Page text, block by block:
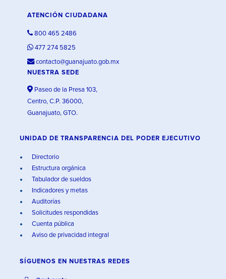
ATENCIÓN CIUDADANA
800 465 2486
477 274 5825
contacto@guanajuato.gob.mx
NUESTRA SEDE
Paseo de la Presa 103,
Centro, C.P. 36000,
Guanajuato, GTO.
UNIDAD DE TRANSPARENCIA DEL PODER EJECUTIVO
Directorio
Estructura orgánica
Tabulador de sueldos
Indicadores y metas
Auditorías
Solicitudes respondidas
Cuenta pública
Aviso de privacidad integral
SÍGUENOS EN NUESTRAS REDES